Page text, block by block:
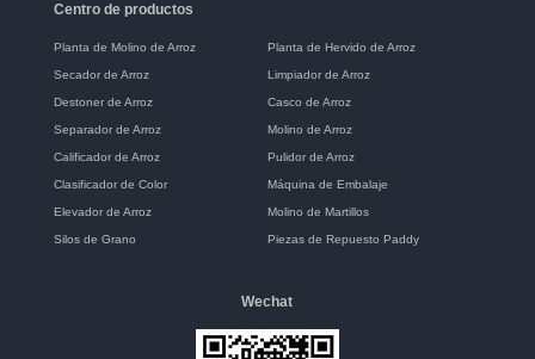
Centro de productos
Planta de Molino de Arroz Planta de Hervido de Arroz
Secador de Arroz Limpiador de Arroz
Destoner de Arroz Casco de Arroz
Separador de Arroz Molino de Arroz
Calificador de Arroz Pulidor de Arroz
Clasificador de Color Máquina de Embalaje
Elevador de Arroz Molino de Martillos
Silos de Grano Piezas de Repuesto Paddy
Wechat